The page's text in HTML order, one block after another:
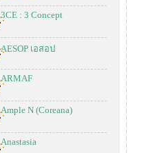
3CE : 3 Concept
AESOP เอสอป
ARMAF
Ample N (Coreana)
Anastasia